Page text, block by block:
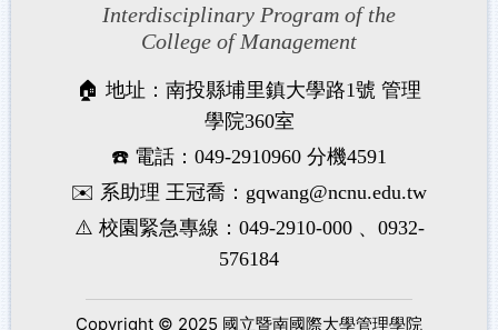
Interdisciplinary Program of the
College of Management
🏠 地址：南投縣埔里鎮大學路1號 管理
學院360室
☎️ 電話：049-2910960 分機4591
✉️ 系助理 王冠喬：gqwang@ncnu.edu.tw
⚠️ 校園緊急專線：049-2910-000 、0932-
576184
Copyright © 2025 國立暨南國際大學管理學院